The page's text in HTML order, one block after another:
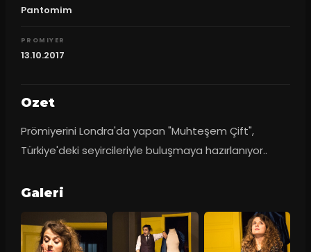
Pantomim
PROMIYER
13.10.2017
Ozet
Prömiyerini Londra'da yapan "Muhteşem Çift",
Türkiye'deki seyircileriyle buluşmaya hazırlanıyor..
Galeri